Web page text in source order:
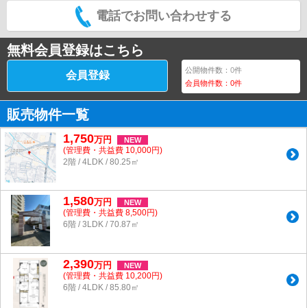
電話でお問い合わせする
無料会員登録はこちら
会員登録 公開物件数：0件
会員物件数：0件
販売物件一覧
1,750万円 NEW
(管理費・共益費 10,000円)
2階 / 4LDK / 80.25㎡
1,580万円 NEW
(管理費・共益費 8,500円)
6階 / 3LDK / 70.87㎡
2,390万円 NEW
(管理費・共益費 10,200円)
6階 / 4LDK / 85.80㎡